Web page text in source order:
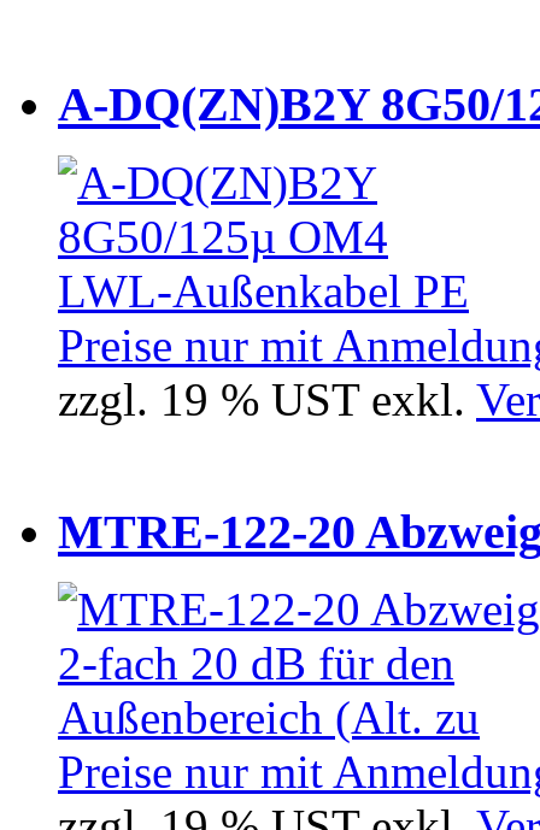
A-DQ(ZN)B2Y 8G50/
Preise nur mit
zzgl. 19 % UST exkl.
MTRE-122-20
Preise nur mit